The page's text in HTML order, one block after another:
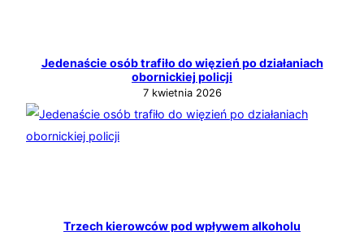
Jedenaście osób trafiło do więzień po działaniach
obornickiej policji
7 kwietnia 2026
Trzech kierowców pod wpływem alkoholu